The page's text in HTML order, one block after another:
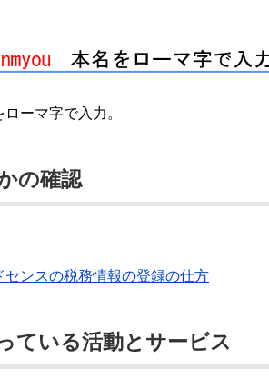
ーマ字で入力。
の確認
ている活動とサービス